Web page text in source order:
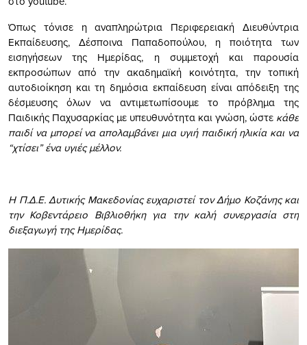
Όπως τόνισε η αναπληρώτρια Περιφερειακή Διευθύντρια
Εκπαίδευσης, Δέσποινα Παπαδοπούλου, η ποιότητα των
εισηγήσεων της Ημερίδας, η συμμετοχή και παρουσία
εκπροσώπων από την ακαδημαϊκή κοινότητα, την τοπική
αυτοδιοίκηση και τη δημόσια εκπαίδευση είναι απόδειξη της
δέσμευσης όλων να αντιμετωπίσουμε το πρόβλημα της
Παιδικής Παχυσαρκίας με υπευθυνότητα και γνώση, ώστε κάθε
παιδί να μπορεί να απολαμβάνει μια υγιή παιδική ηλικία και να
“χτίσει” ένα υγιές μέλλον.
Η Π.Δ.Ε. Δυτικής Μακεδονίας ευχαριστεί τον Δήμο Κοζάνης και
την Κοβεντάρειο Βιβλιοθήκη για την καλή συνεργασία στη
διεξαγωγή της Ημερίδας.